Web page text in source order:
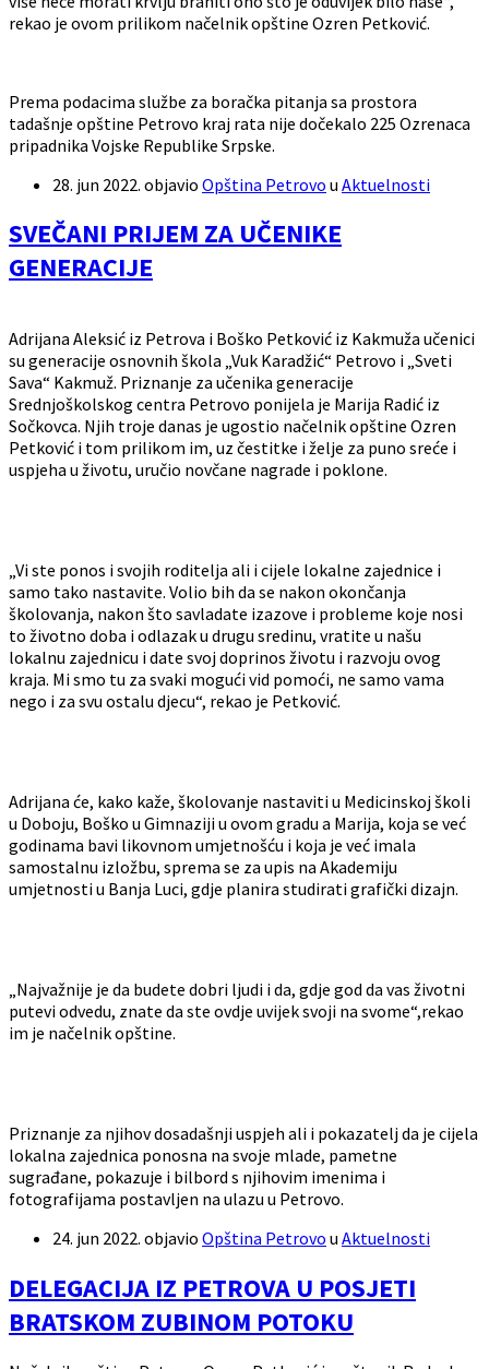
rekao je ovom prilikom načelnik opštine Ozren Petković.
Prema podacima službe za boračka pitanja sa prostora
tadašnje opštine Petrovo kraj rata nije dočekalo 225 Ozrenaca
pripadnika Vojske Republike Srpske.
28. jun 2022. objavio Opština Petrovo u Aktuelnosti
SVEČANI PRIJEM ZA UČENIKE
GENERACIJE
Adrijana Aleksić iz Petrova i Boško Petković iz Kakmuža učenici
su generacije osnovnih škola „Vuk Karadžić“ Petrovo i „Sveti
Sava“ Kakmuž. Priznanje za učenika generacije
Srednjoškolskog centra Petrovo ponijela je Marija Radić iz
Sočkovca. Njih troje danas je ugostio načelnik opštine Ozren
Petković i tom prilikom im, uz čestitke i želje za puno sreće i
uspjeha u životu, uručio novčane nagrade i poklone.
„Vi ste ponos i svojih roditelja ali i cijele lokalne zajednice i
samo tako nastavite. Volio bih da se nakon okončanja
školovanja, nakon što savladate izazove i probleme koje nosi
to životno doba i odlazak u drugu sredinu, vratite u našu
lokalnu zajednicu i date svoj doprinos životu i razvoju ovog
kraja. Mi smo tu za svaki mogući vid pomoći, ne samo vama
nego i za svu ostalu djecu“, rekao je Petković.
Adrijana će, kako kaže, školovanje nastaviti u Medicinskoj školi
u Doboju, Boško u Gimnaziji u ovom gradu a Marija, koja se već
godinama bavi likovnom umjetnošću i koja je već imala
samostalnu izložbu, sprema se za upis na Akademiju
umjetnosti u Banja Luci, gdje planira studirati grafički dizajn.
„Najvažnije je da budete dobri ljudi i da, gdje god da vas životni
putevi odvedu, znate da ste ovdje uvijek svoji na svome“,rekao
im je načelnik opštine.
Priznanje za njihov dosadašnji uspjeh ali i pokazatelj da je cijela
lokalna zajednica ponosna na svoje mlade, pametne
sugrađane, pokazuje i bilbord s njihovim imenima i
fotografijama postavljen na ulazu u Petrovo.
24. jun 2022. objavio Opština Petrovo u Aktuelnosti
DELEGACIJA IZ PETROVA U POSJETI
BRATSKOM ZUBINOM POTOKU